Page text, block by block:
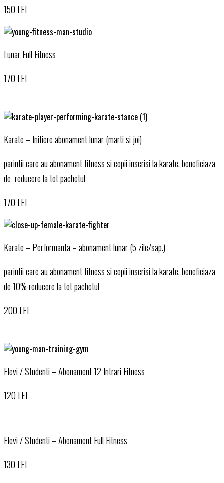
150 LEI
Lunar Full Fitness
170 LEI
Karate – Initiere abonament lunar (marti si joi)
parintii care au abonament fitness si copii inscrisi la karate, beneficiaza
de reducere la tot pachetul
170 LEI
Karate – Performanta – abonament lunar (5 zile/sap.)
parintii care au abonament fitness si copii inscrisi la karate, beneficiaza
de 10% reducere la tot pachetul
200 LEI
Elevi / Studenti – Abonament 12 Intrari Fitness
120 LEI
Elevi / Studenti – Abonament Full Fitness
130 LEI